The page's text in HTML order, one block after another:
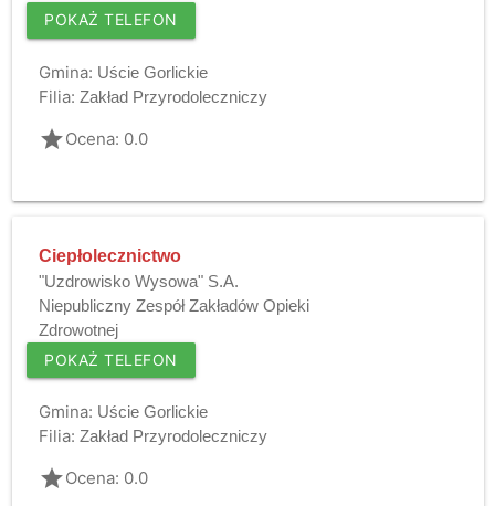
POKAŻ TELEFON
Gmina: Uście Gorlickie
Filia: Zakład Przyrodoleczniczy
gradeOcena: 0.0
Ciepłolecznictwo
"Uzdrowisko Wysowa" S.A.
Niepubliczny Zespół Zakładów Opieki
Zdrowotnej
POKAŻ TELEFON
Gmina: Uście Gorlickie
Filia: Zakład Przyrodoleczniczy
gradeOcena: 0.0